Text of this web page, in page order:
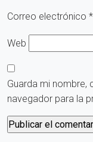
Correo electrónico *
Web
Guarda mi
navegador para la